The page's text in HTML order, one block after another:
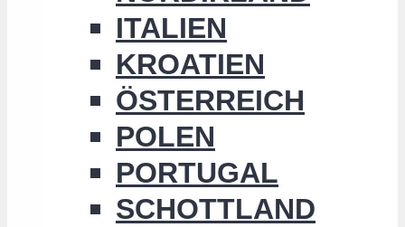
ITALIEN
KROATIEN
ÖSTERREICH
POLEN
PORTUGAL
SCHOTTLAND